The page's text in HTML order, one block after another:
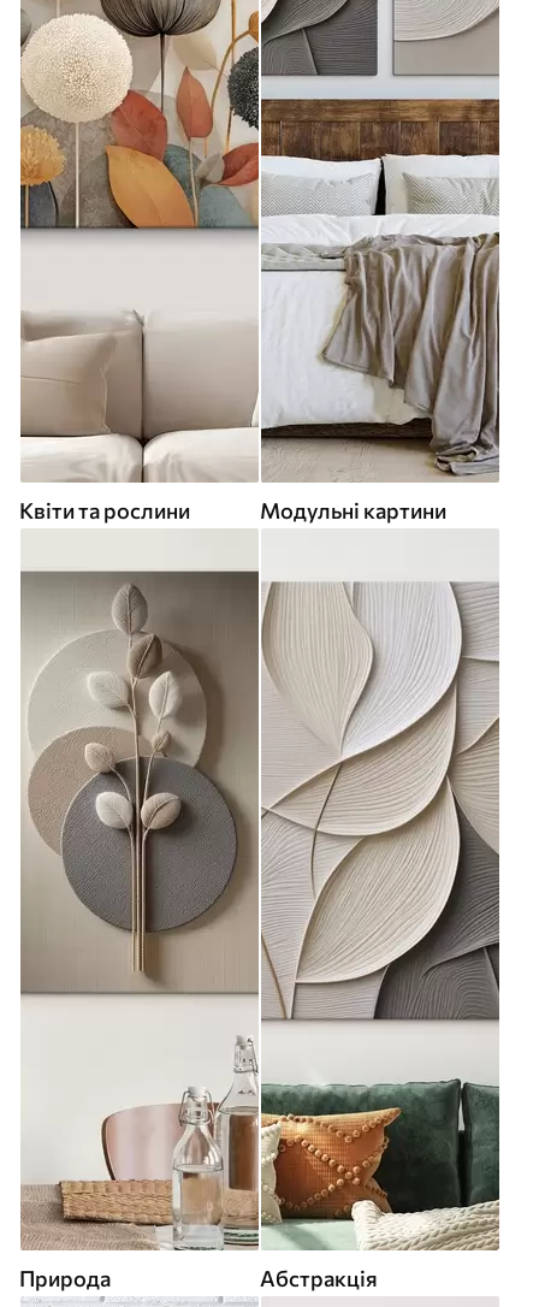
Квіти та рослини Модульні картини
Природа Абстракція